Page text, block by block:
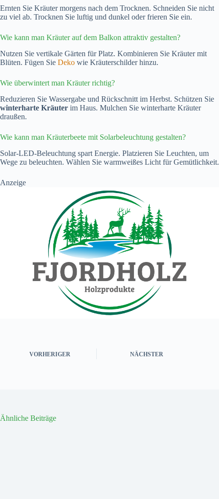
Ernten Sie Kräuter morgens nach dem Trocknen. Schneiden Sie nicht
zu viel ab. Trocknen Sie luftig und dunkel oder frieren Sie ein.
Wie kann man Kräuter auf dem Balkon attraktiv gestalten?
Nutzen Sie vertikale Gärten für Platz. Kombinieren Sie Kräuter mit
Blüten. Fügen Sie Deko wie Kräuterschilder hinzu.
Wie überwintert man Kräuter richtig?
Reduzieren Sie Wassergabe und Rückschnitt im Herbst. Schützen Sie
winterharte Kräuter im Haus. Mulchen Sie winterharte Kräuter
draußen.
Wie kann man Kräuterbeete mit Solarbeleuchtung gestalten?
Solar-LED-Beleuchtung spart Energie. Platzieren Sie Leuchten, um
Wege zu beleuchten. Wählen Sie warmweißes Licht für Gemütlichkeit.
Anzeige
VORHERIGER NÄCHSTER
Ähnliche Beiträge